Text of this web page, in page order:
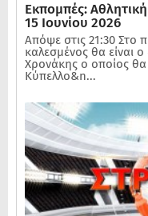
Εκπομπές:
15 Ιουνίου 2026
Απόψε στις 21:30 Στο
καλεσμένος θα είναι
Χρονάκης ο οποίος
Κύπελλο&n...